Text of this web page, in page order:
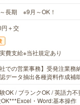
長期 ※9月～OK！
＋交
費支給※当社規定あり
社での営業事務】受発注業務
データ抽出各種資料作成補
OK / ブランクOK / 英語力不
・Word:基本操作